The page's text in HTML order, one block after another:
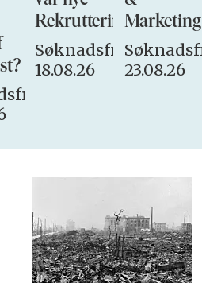
Søknadsfrist:
18.08.26
Marketing
23.08.26